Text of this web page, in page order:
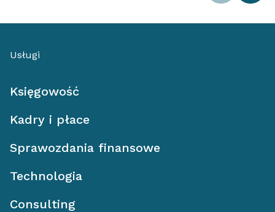
Usługi
Księgowość
Kadry i płace
Sprawozdania finansowe
Technologia
Consulting